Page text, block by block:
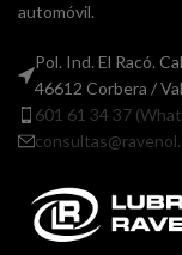
automóvil.
Pol. Ind. El Racó.
46612 Corbera /
601 61 34 37